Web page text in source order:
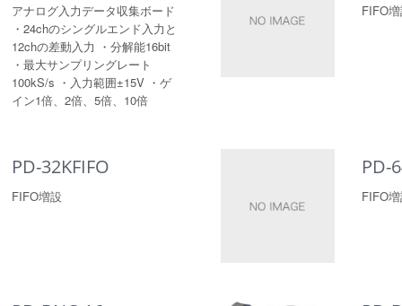
アナログ入力データ収集ボード
・24chのシングルエンド入力と
12chの差動入力 ・分解能16bit
・最大サンプリングレート
100kS/s ・入力範囲±15V ・ゲ
イン1倍、2倍、5倍、10倍
FIFO
PD-32KFIFO
FIFO増設
PD-
FIFO